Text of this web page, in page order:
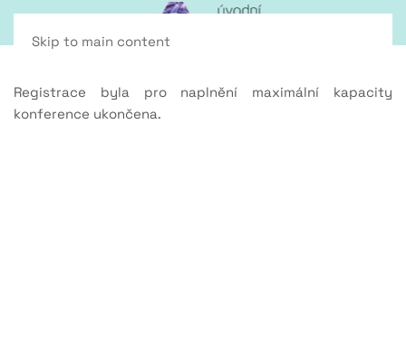
Skip to main content
Registrace byla pro naplnění maximální kapacity
konference ukončena.